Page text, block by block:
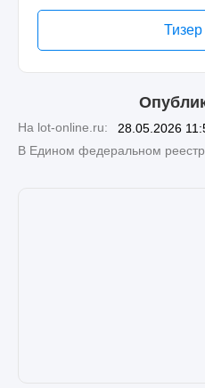
Тизер
На lot-online.ru:
28.05.2026
В Едином федеральном